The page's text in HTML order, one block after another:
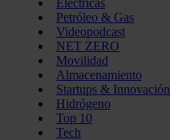
Eléctricas
Petróleo & Gas
Videopodcast
NET ZERO
Movilidad
Almacenamiento
Startups & Innovación
Hidrógeno
Top 10
Tech